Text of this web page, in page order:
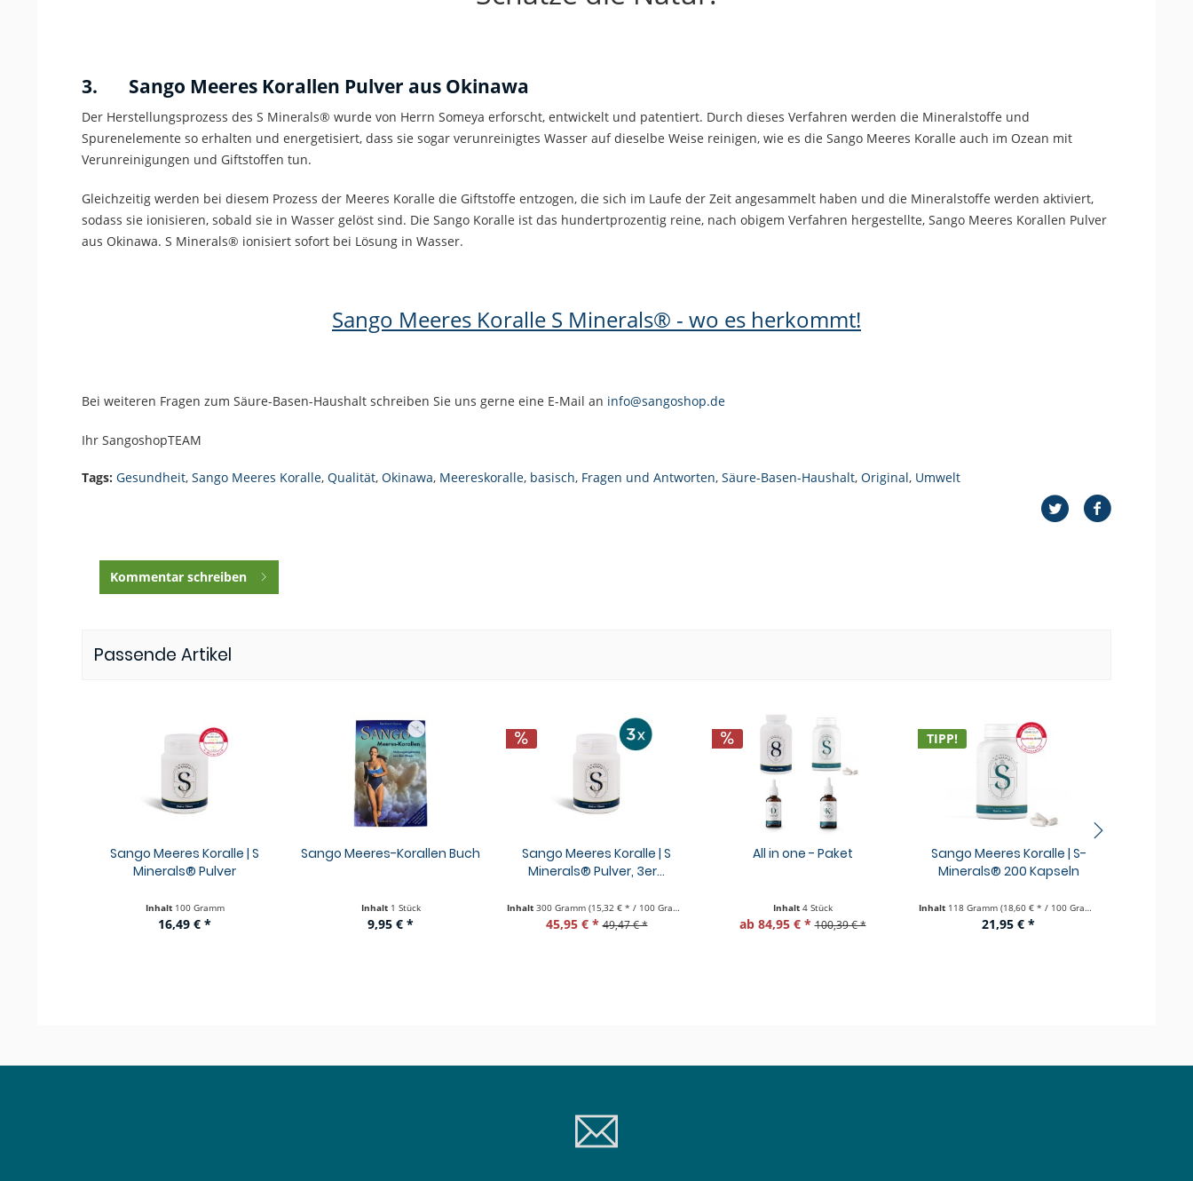
3. Sango Meeres Korallen Pulver aus Okinawa
Der Herstellungsprozess des S Minerals® wurde von Herrn Someya erforscht, entwickelt und patentiert. Durch dieses Verfahren werden die Mineralstoffe und
Spurenelemente so erhalten und energetisiert, dass sie sogar verunreinigtes Wasser auf dieselbe Weise reinigen, wie es die Sango Meeres Koralle auch im Ozean mit
Verunreinigungen und Giftstoffen tun.
Gleichzeitig werden bei diesem Prozess der Meeres Koralle die Giftstoffe entzogen, die sich im Laufe der Zeit angesammelt haben und die Mineralstoffe werden aktiviert,
sodass sie ionisieren, sobald sie in Wasser gelöst sind. Die Sango Koralle ist das hundertprozentig reine, nach obigem Verfahren hergestellte, Sango Meeres Korallen Pulver
aus Okinawa. S Minerals® ionisiert sofort bei Lösung in Wasser.
Sango Meeres Koralle S Minerals® - wo es herkommt!
Bei weiteren Fragen zum Säure-Basen-Haushalt schreiben Sie uns gerne eine E-Mail an info@sangoshop.de
Ihr SangoshopTEAM
Tags: Gesundheit, Sango Meeres Koralle, Qualität, Okinawa, Meereskoralle, basisch, Fragen und Antworten, Säure-Basen-Haushalt, Original, Umwelt
Kommentar schreiben
Passende Artikel
Sango Meeres Koralle | S
Minerals® Pulver
Inhalt 100 Gramm
16,49 € *
Sango Meeres-Korallen Buch
Inhalt 1 Stück
9,95 € *
Sango Meeres Koralle | S
Minerals® Pulver, 3er...
Inhalt 300 Gramm (15,32 € * / 100 Gramm)
45,95 € * 49,47 € *
All in one - Paket
Inhalt 4 Stück
ab 84,95 € * 100,39 € *
TIPP!
Sango Meeres Koralle | S-
Minerals® 200 Kapseln
Inhalt 118 Gramm (18,60 € * / 100 Gramm)
21,95 € *